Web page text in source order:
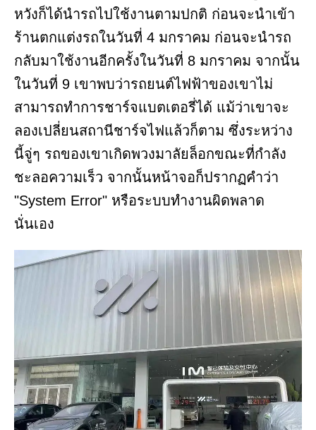
หวังก็ได้นำรถไปใช้งานตามปกติ ก่อนจะนำเข้า
ร้านตกแต่งรถในวันที่ 4 มกราคม ก่อนจะนำรถ
กลับมาใช้งานอีกครั้งในวันที่ 8 มกราคม จากนั้น
ในวันที่ 9 เขาพบว่ารถยนต์ไฟฟ้าของเขาไม่
สามารถทำการชาร์จแบตเตอรี่ได้ แม้ว่าเขาจะ
ลองเปลี่ยนสถานีชาร์จไฟแล้วก็ตาม ซึ่งระหว่าง
นี้จู่ๆ รถของเขาเกิดพวงมาลัยล็อกขณะที่กำลัง
ชะลอความเร็ว จากนั้นหน้าจอก็ปรากฏคำว่า
"System Error" หรือระบบทำงานผิดพลาด
นั่นเอง